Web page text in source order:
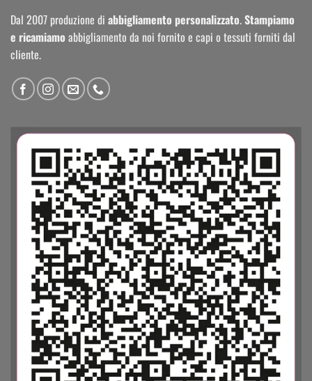
Dal 2007 produzione di abbigliamento personalizzato.Stampiamo
e ricamiamo abbigliamento da noi fornito e capi o tessuti forniti dal
cliente.